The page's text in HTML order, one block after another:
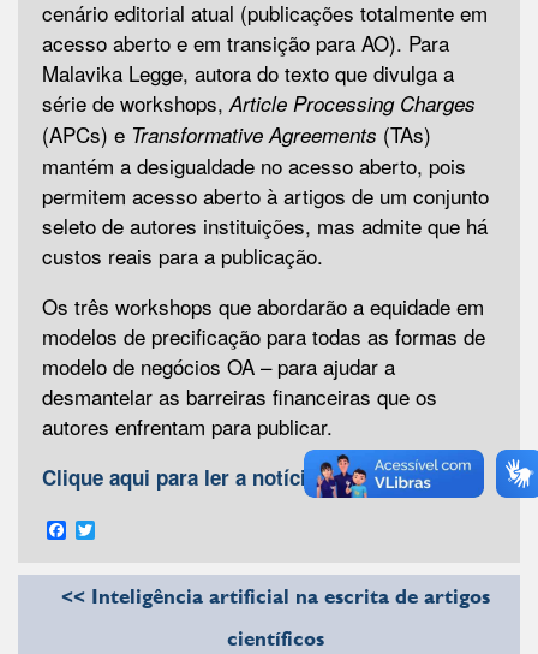
cenário editorial atual (publicações totalmente em
acesso aberto e em transição para AO). Para
Malavika Legge, autora do texto que divulga a
série de workshops, Article Processing Charges
(APCs) e Transformative Agreements (TAs)
mantém a desigualdade no acesso aberto, pois
permitem acesso aberto à artigos de um conjunto
seleto de autores instituições, mas admite que há
custos reais para a publicação.
Os três workshops que abordarão a equidade em
modelos de precificação para todas as formas de
modelo de negócios OA – para ajudar a
desmantelar as barreiras financeiras que os
autores enfrentam para publicar.
Clique aqui para ler a notícia.
Facebook
<< Inteligência artificial na escrita de artigos
científicos